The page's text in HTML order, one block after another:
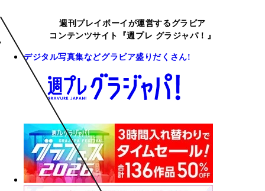
週刊プレイボーイが運営するグラビア
コンテンツサイト『週プレ グラジャパ！』
デジタル写真集などグラビア盛りだくさん!